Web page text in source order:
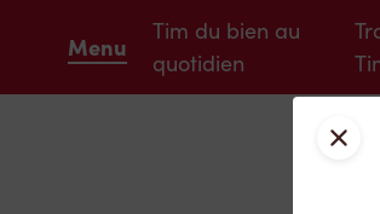
Menu
Tim du bien au
quotidien